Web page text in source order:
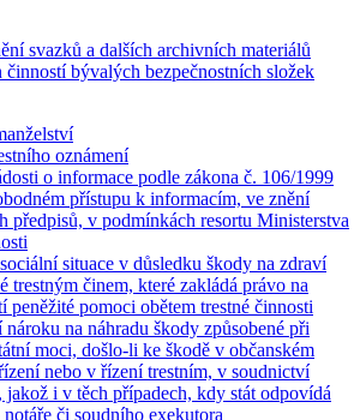
svazků a dalších archivních materiálů
bývalých bezpečnostních složek
oznámení
o informace podle zákona č. 106/1999
přístupu k informacím, ve znění
předpisů, v podmínkách resortu Ministerstva
situace v důsledku škody na zdraví
trestným činem, které zakládá právo na
peněžité pomoci obětem trestné činnosti
na náhradu škody způsobené při
moci, došlo-li ke škodě v občanském
nebo v řízení trestním, v soudnictví
jakož i v těch případech, kdy stát odpovídá
notáře či soudního exekutora